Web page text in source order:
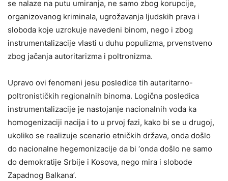
se nalaze na putu umiranja, ne samo zbog korupcije,
organizovanog kriminala, ugrožavanja ljudskih prava i
sloboda koje uzrokuje navedeni binom, nego i zbog
instrumentalizacije vlasti u duhu populizma, prvenstveno
zbog jačanja autoritarizma i poltronizma.
Upravo ovi fenomeni jesu posledice tih autaritarno-
poltronističkih regionalnih binoma. Logična posledica
instrumentalizacije je nastojanje nacionalnih vođa ka
homogenizaciji nacija i to u prvoj fazi, kako bi se u drugoj,
ukoliko se realizuje scenario etničkih država, onda došlo
do nacionalne hegemonizacije da bi ‘onda došlo ne samo
do demokratije Srbije i Kosova, nego mira i slobode
Zapadnog Balkana’.